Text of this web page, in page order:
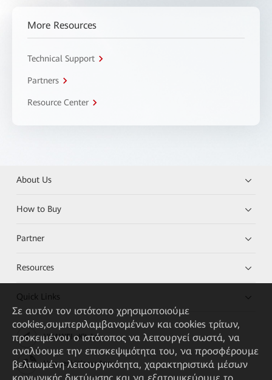
More Resources
Technical Support
Partners
Resource Center
About Us
How to Buy
Partner
Resources
Quick Links
HUAWEI eKit App
Huawei HiKnow App
Σε αυτόν τον ιστότοπο χρησιμοποιούμε
cookies,συμπεριλαμβανομένων και cookies τρίτων,
προκειμένου ο ιστότοπος να λειτουργεί σωστά, να
αναλύουμε την επισκεψιμότητα του, να προσφέρουμε
βελτιωμένη λειτουργικότητα, χαρακτηριστικά μέσων